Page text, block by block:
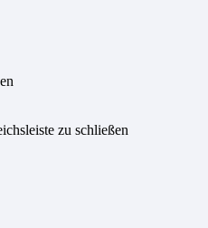
zu schließen